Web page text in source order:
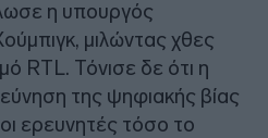
η υπουργός
μιλώντας χθες
RTL. Τόνισε δε ότι η
της ψηφιακής βίας
ερευνητές τόσο το